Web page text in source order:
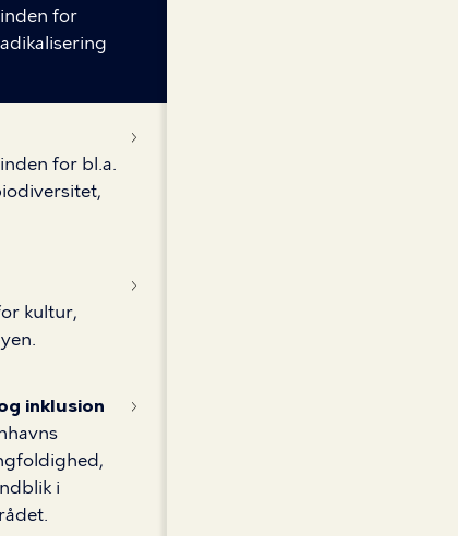
for
for bl.a.
kultur,
inklusion
i